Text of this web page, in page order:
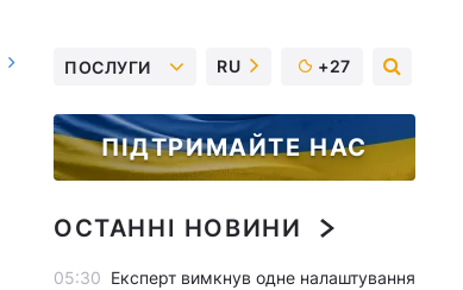
ПОСЛУГИ RU +27
ПІДТРИМАЙТЕ НАС
ОСТАННІ НОВИНИ
05:30 Експерт вимкнув одне налаштування